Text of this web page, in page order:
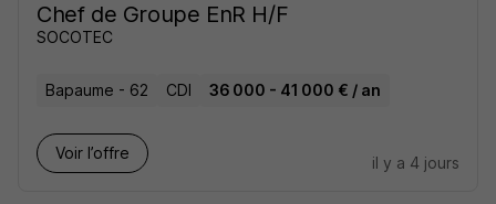
Chef de Groupe EnR H/F
SOCOTEC
Bapaume - 62 CDI 36 000 - 41 000 € / an
Voir l’offre
il y a 4 jours